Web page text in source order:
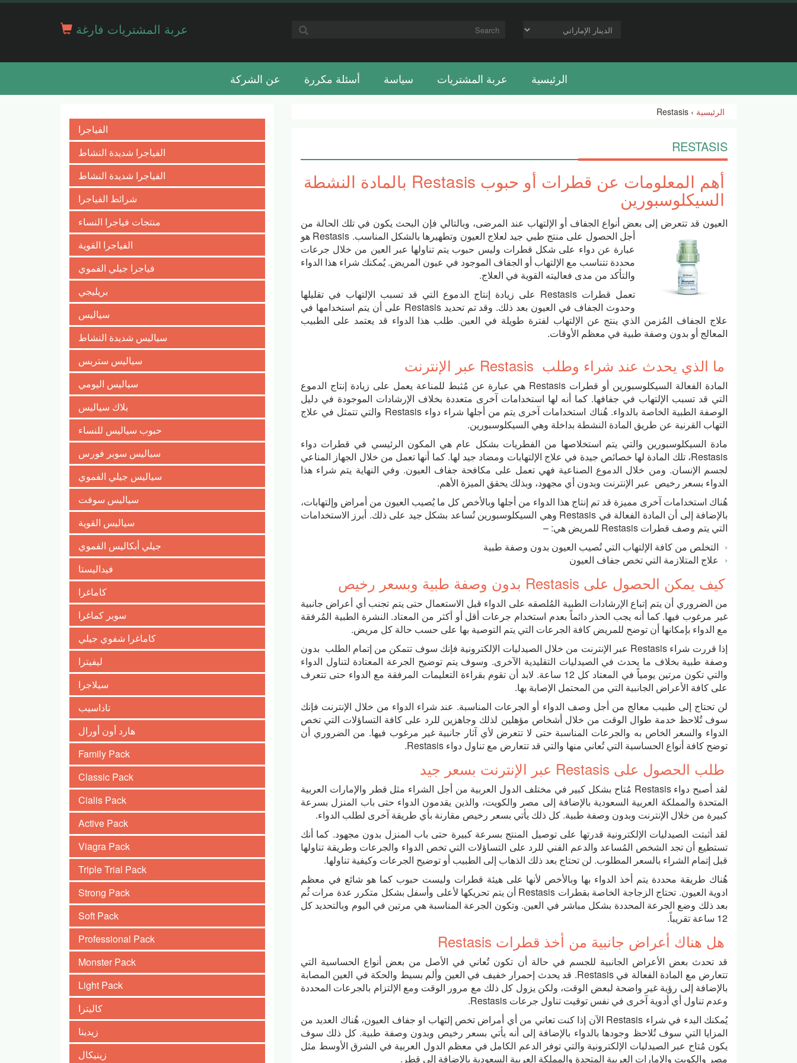
عربة المشتريات فارغة
الرئيسية عربة المشتريات سياسة أسئلة مكررة عن الشركة
الفياجرا
الفياجرا شديدة النشاط
الفياجرا شديدة النشاط
شرائط الفياجرا
منتجات فياجرا النساء
الفياجرا القوية
فياجرا جيلي الفموي
بريليجي
سياليس
سياليس شديدة النشاط
سياليس ستربس
سياليس اليومي
بلاك سياليس
حبوب سياليس للنساء
سياليس سوبر فورس
سياليس جيلي الفموي
سياليس سوفت
سياليس القوية
جيلي أبكاليس الفموي
فيداليستا
كاماغرا
سوبر كماغرا
كاماغرا شفوي جيلي
ليفيترا
سيلاجرا
تاداسيب
هارد أون أورال
Family Pack
Classic Pack
Cialis Pack
Active Pack
Viagra Pack
Triple Trial Pack
Strong Pack
Soft Pack
Professional Pack
Monster Pack
Light Pack
كاليترا
زيدينا
زينيكال
الرئيسية › Restasis
RESTASIS
أهم المعلومات عن قطرات أو حبوب Restasis بالمادة النشطة
السيكلوسبورين
العيون قد تتعرض إلى بعض أنواع الجفاف أو الإلتهاب عند المرضى، وبالتالي فإن البحث يكون في تلك الحالة من
أجل الحصول على منتج طبي جيد لعلاج العيون وتطهيرها بالشكل المناسب. Restasis
هو
عبارة عن دواء على شكل قطرات وليس حبوب يتم تناولها عبر العين من خلال جرعات
محددة تتناسب مع الإلتهاب أو الجفاف الموجود في عيون المريض. يُمكنك شراء هذا الدواء
والتأكد من مدى فعاليته القوية في العلاج.
تعمل قطرات Restasis على زيادة إنتاج الدموع التي قد تسبب الإلتهاب في تقليلها
وحدوث الجفاف في العيون بعد ذلك. وقد تم تحديد Restasis على أن يتم استخدامها في
علاج الجفاف المُزمن الذي ينتج عن الإلتهاب لفترة طويلة في العين. طلب هذا الدواء قد يعتمد على الطبيب
المعالج أو بدون وصفة طبية في معظم الأوقات.
Next
ما الذي يحدث عند شراء وطلب Restasis عبر الإنترنت
المادة الفعالة السيكلوسبورين أو قطرات Restasis هي عبارة عن مُثبط للمناعة يعمل على زيادة إنتاج الدموع
التي قد تسبب الإلتهاب في جفافها. كما أنه لها استخدامات آخرى متعددة بخلاف الإرشادات الموجودة في دليل
الوصفة الطبية الخاصة بالدواء. هُناك استخدامات آخرى يتم من أجلها شراء دواء Restasis والتي تتمثل في علاج
التهاب القرنية عن طريق المادة النشطة بداخلة وهي السيكلوسبورين.
مادة السيكلوسبورين والتي يتم استخلاصها من الفطريات بشكل عام هي المكون الرئيسي في قطرات دواء
Restasis، تلك المادة لها خصائص جيدة في علاج الإلتهابات ومضاد جيد لها. كما أنها تعمل من خلال الجهاز المناعي
لجسم الإنسان. ومن خلال الدموع الصناعية فهي تعمل على مكافحة جفاف العيون. وفي النهاية يتم شراء هذا
الدواء بسعر رخيص عبر الإنترنت وبدون أي مجهود، وبذلك يحقق الميزة الأهم.
هُناك استخدامات آخرى مميزة قد تم إنتاج هذا الدواء من أجلها وبالأخص كل ما يُصيب العيون من أمراض وإلتهابات،
بالإضافة إلى أن المادة الفعالة في Restasis وهي السيكلوسبورين تُساعد بشكل جيد على ذلك. أبرز الاستخدامات
التي يتم وصف قطرات Restasis للمريض هي: –
التخلص من كافة الإلتهاب التي تُصيب العيون بدون وصفة طبية
علاج المتلازمة التي تخص جفاف العيون
كيف يمكن الحصول على Restasis بدون وصفة طبية وبسعر رخيص
من الضروري أن يتم إتباع الإرشادات الطبية المُلصقه على الدواء قبل الاستعمال حتى يتم تجنب أي أعراض جانبية
غير مرغوب فيها. كما أنه يجب الحذر دائماً بعدم استخدام جرعات أقل أو أكثر من المعتاد. النشرة الطبية المُرفقة
مع الدواء بإمكانها أن توضح للمريض كافة الجرعات التي يتم التوصية بها على حسب حالة كل مريض.
إذا قررت شراء Restasis عبر الإنترنت من خلال الصيدليات الإلكترونية فإنك سوف تتمكن من إتمام الطلب بدون
وصفة طبية بخلاف ما يحدث في الصيدليات التقليدية الآخرى. وسوف يتم توضيح الجرعة المعتادة لتناول الدواء
والتي تكون مرتين يومياً في المعتاد كل 12 ساعة. لابد أن تقوم بقراءة التعليمات المرفقة مع الدواء حتى تتعرف
على كافة الأعراض الجانبية التي من المحتمل الإصابة بها.
لن تحتاج إلى طبيب معالج من أجل وصف الدواء أو الجرعات المناسبة. عند شراء الدواء من خلال الإنترنت فإنك
سوف تُلاحظ خدمة طوال الوقت من خلال أشخاص مؤهلين لذلك وجاهزين للرد على كافة التساؤلات التي تخص
الدواء والسعر الخاص به والجرعات المناسبة حتى لا تتعرض لأي آثار جانبية غير مرغوب فيها. من الضروري أن
توضح كافة أنواع الحساسية التي تُعاني منها والتي قد تتعارض مع تناول دواء Restasis.
طلب الحصول على Restasis عبر الإنترنت بسعر جيد
لقد أصبح دواء Restasis مُتاح بشكل كبير في مختلف الدول العربية من أجل الشراء مثل قطر والإمارات العربية
المتحدة والمملكة العربية السعودية بالإضافة إلى مصر والكويت، والذين يقدمون الدواء حتى باب المنزل بسرعة
كبيرة من خلال الإنترنت وبدون وصفة طبية. كل ذلك يأتي بسعر رخيص مقارنة بأي طريقة آخرى لطلب الدواء.
لقد أثبتت الصيدليات الإلكترونية قدرتها على توصيل المنتج بسرعة كبيرة حتى باب المنزل بدون مجهود. كما أنك
تستطيع أن تجد الشخص المُساعد والدعم الفني للرد على التساؤلات التي تخص الدواء والجرعات وطريقة تناولها
قبل إتمام الشراء بالسعر المطلوب. لن تحتاج بعد ذلك الذهاب إلى الطبيب أو توضيح الجرعات وكيفية تناولها.
هُناك طريقة محددة يتم أخذ الدواء بها وبالأخص لأنها على هيئة قطرات وليست حبوب كما هو شائع في معظم
ادوية العيون. تحتاج الزجاجة الخاصة بقطرات Restasis أن يتم تحريكها لأعلى وأسفل بشكل متكرر عدة مرات ثُم
بعد ذلك وضع الجرعة المحددة بشكل مباشر في العين. وتكون الجرعة المناسبة هي مرتين في اليوم وبالتحديد كل
12 ساعة تقريباً.
هل هناك أعراض جانبية من أخذ قطرات Restasis
قد تحدث بعض الأعراض الجانبية للجسم في حالة أن تكون تُعاني في الأصل من بعض أنواع الحساسية التي
تتعارض مع المادة الفعالة في Restasis. قد يحدث إحمرار خفيف في العين وألم بسيط والحكة في العين المصابة
بالإضافة إلى رؤية غير واضحة لبعض الوقت، ولكن يزول كل ذلك مع مرور الوقت ومع الإلتزام بالجرعات المحددة
وعدم تناول أي أدوية آخرى في نفس توقيت تناول جرعات Restasis.
يُمكنك البدء في شراء Restasis الآن إذا كنت تعاني من أي أمراض تخص إلتهاب او جفاف العيون، هُناك العديد من
المزايا التي سوف تُلاحظ وجودها بالدواء بالإضافة إلى أنه يأتي بسعر رخيص وبدون وصفة طبية. كل ذلك سوف
يكون مُتاح عبر الصيدليات الإلكترونية والتي توفر الدعم الكامل في معظم الدول العربية في الشرق الأوسط مثل
مصر والكويت والإمارات العربية المتحدة والمملكة العربية السعودية بالإضافة إلى قطر.